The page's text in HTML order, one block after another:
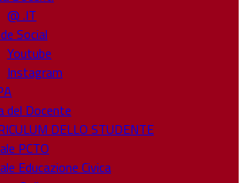
@ .IT
Social
Youtube
Instagram
del Docente
DELLO STUDENTE
PCTO
Educazione Civica